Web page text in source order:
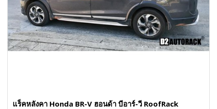
แร็คหลังคา Honda BR-V ฮอนด้า บีอาร์-วี RoofRack